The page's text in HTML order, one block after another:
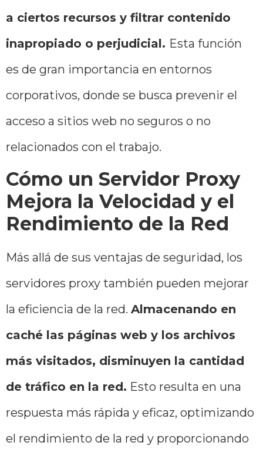
a ciertos recursos y filtrar contenido
inapropiado o perjudicial. Esta función
es de gran importancia en entornos
corporativos, donde se busca prevenir el
acceso a sitios web no seguros o no
relacionados con el trabajo.
Cómo un Servidor Proxy
Mejora la Velocidad y el
Rendimiento de la Red
Más allá de sus ventajas de seguridad, los
servidores proxy también pueden mejorar
la eficiencia de la red. Almacenando en
caché las páginas web y los archivos
más visitados, disminuyen la cantidad
de tráfico en la red. Esto resulta en una
respuesta más rápida y eficaz, optimizando
el rendimiento de la red y proporcionando